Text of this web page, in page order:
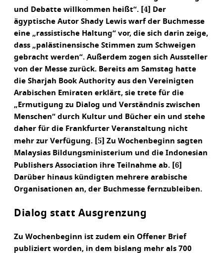
und Debatte willkommen heißt“. [4] Der
ägyptische Autor Shady Lewis warf der Buchmesse
eine „rassistische Haltung“ vor, die sich darin zeige,
dass „palästinensische Stimmen zum Schweigen
gebracht werden“. Außerdem zogen sich Aussteller
von der Messe zurück. Bereits am Samstag hatte
die Sharjah Book Authority aus den Vereinigten
Arabischen Emiraten erklärt, sie trete für die
„Ermutigung zu Dialog und Verständnis zwischen
Menschen“ durch Kultur und Bücher ein und stehe
daher für die Frankfurter Veranstaltung nicht
mehr zur Verfügung. [5] Zu Wochenbeginn sagten
Malaysias Bildungsministerium und die Indonesian
Publishers Association ihre Teilnahme ab. [6]
Darüber hinaus kündigten mehrere arabische
Organisationen an, der Buchmesse fernzubleiben.
Dialog statt Ausgrenzung
Zu Wochenbeginn ist zudem ein Offener Brief
publiziert worden, in dem bislang mehr als 700